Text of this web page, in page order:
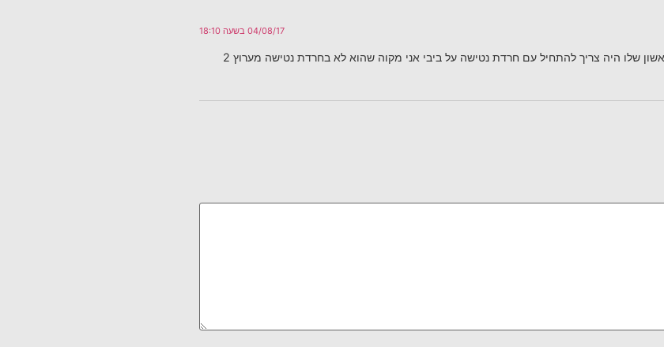
04/08/17 בשעה 18:10
שלו היה צריך להתחיל עם חרדת נטישה על ביבי אני מקוה שהוא לא בחרדת נטישה מערוץ 2